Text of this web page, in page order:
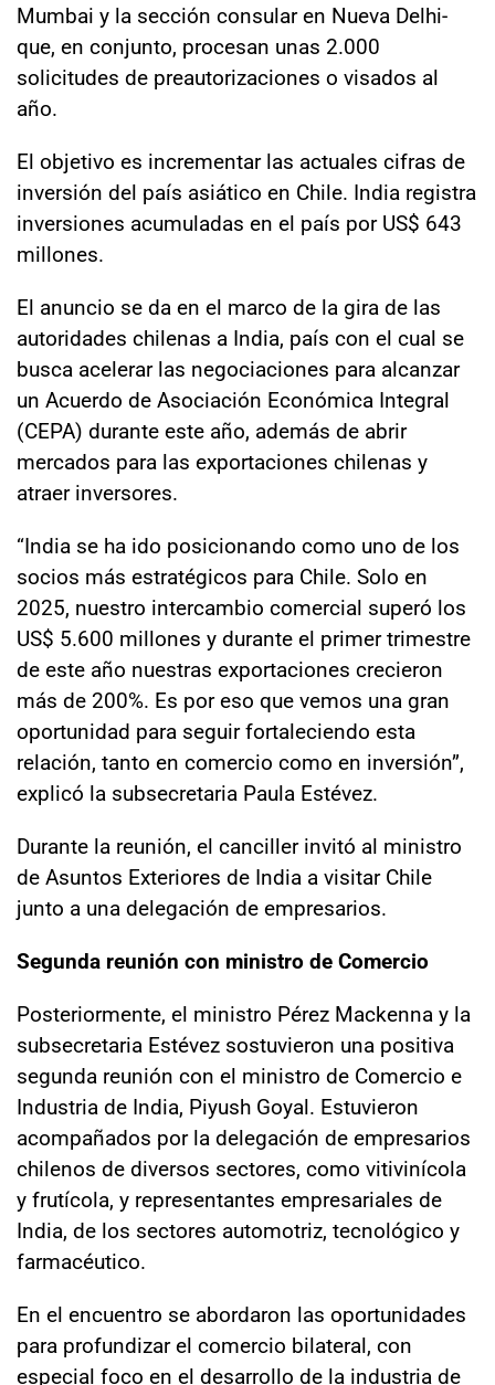
Mumbai y la sección consular en Nueva Delhi-
que, en conjunto, procesan unas 2.000
solicitudes de preautorizaciones o visados al
año.
El objetivo es incrementar las actuales cifras de
inversión del país asiático en Chile. India registra
inversiones acumuladas en el país por US$ 643
millones.
El anuncio se da en el marco de la gira de las
autoridades chilenas a India, país con el cual se
busca acelerar las negociaciones para alcanzar
un Acuerdo de Asociación Económica Integral
(CEPA) durante este año, además de abrir
mercados para las exportaciones chilenas y
atraer inversores.
“India se ha ido posicionando como uno de los
socios más estratégicos para Chile. Solo en
2025, nuestro intercambio comercial superó los
US$ 5.600 millones y durante el primer trimestre
de este año nuestras exportaciones crecieron
más de 200%. Es por eso que vemos una gran
oportunidad para seguir fortaleciendo esta
relación, tanto en comercio como en inversión”,
explicó la subsecretaria Paula Estévez.
Durante la reunión, el canciller invitó al ministro
de Asuntos Exteriores de India a visitar Chile
junto a una delegación de empresarios.
Segunda reunión con ministro de Comercio
Posteriormente, el ministro Pérez Mackenna y la
subsecretaria Estévez sostuvieron una positiva
segunda reunión con el ministro de Comercio e
Industria de India, Piyush Goyal. Estuvieron
acompañados por la delegación de empresarios
chilenos de diversos sectores, como vitivinícola
y frutícola, y representantes empresariales de
India, de los sectores automotriz, tecnológico y
farmacéutico.
En el encuentro se abordaron las oportunidades
para profundizar el comercio bilateral, con
especial foco en el desarrollo de la industria de